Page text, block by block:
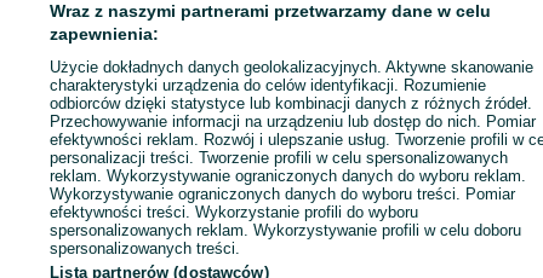
Zadzwoń / SMS Wyślij wiadomość
Wraz z naszymi partnerami przetwarzamy dane w celu
zapewnienia:
Użycie dokładnych danych geolokalizacyjnych. Aktywne skanowanie
charakterystyki urządzenia do celów identyfikacji. Rozumienie
odbiorców dzięki statystyce lub kombinacji danych z różnych źródeł.
Przechowywanie informacji na urządzeniu lub dostęp do nich. Pomiar
efektywności reklam. Rozwój i ulepszanie usług. Tworzenie profili w
personalizacji treści. Tworzenie profili w celu spersonalizowanych
reklam. Wykorzystywanie ograniczonych danych do wyboru reklam.
Wykorzystywanie ograniczonych danych do wyboru treści. Pomiar
efektywności treści. Wykorzystanie profili do wyboru
spersonalizowanych reklam. Wykorzystywanie profili w celu doboru
spersonalizowanych treści.
Lista partnerów (dostawców)